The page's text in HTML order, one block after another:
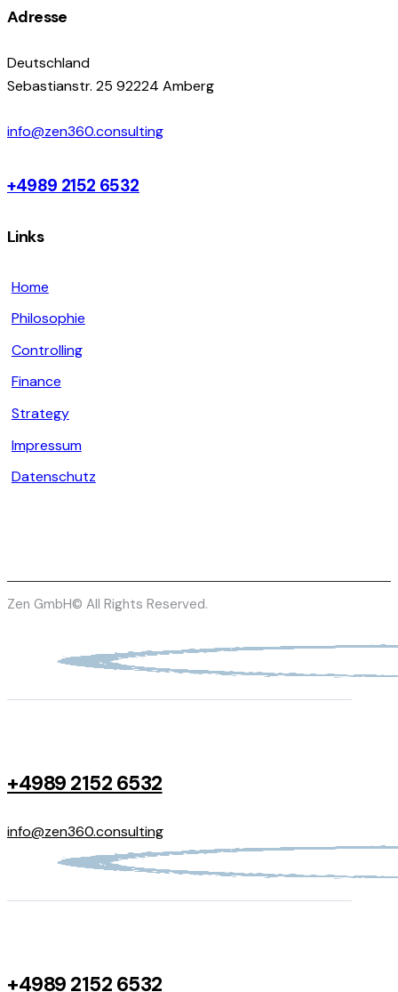
Adresse
Deutschland
Sebastianstr. 25 92224 Amberg
info@zen360.consulting
+4989 2152 6532
Links
Home
Philosophie
Controlling
Finance
Strategy
Impressum
Datenschutz
Zen GmbH© All Rights Reserved.
+4989 2152 6532
info@zen360.consulting
+4989 2152 6532